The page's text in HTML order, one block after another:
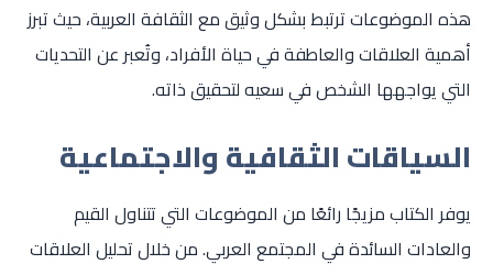
هذه الموضوعات ترتبط بشكل وثيق مع الثقافة العربية، حيث تبرز
أهمية العلاقات والعاطفة في حياة الأفراد، وتُعبر عن التحديات
التي يواجهها الشخص في سعيه لتحقيق ذاته.
السياقات الثقافية والاجتماعية
يوفر الكتاب مزيجًا رائعًا من الموضوعات التي تتناول القيم
والعادات السائدة في المجتمع العربي. من خلال تحليل العلاقات